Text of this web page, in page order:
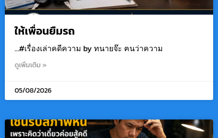
ให้เพื่อนยืมรถ
…#เรื่องเล่าคดีความ by ทนายจ๊ะ ฅนว่าความ
ดูเพิ่มเติม »
05/08/2026